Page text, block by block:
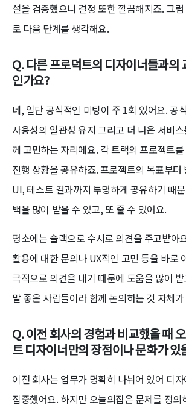
설을 검증했으니 결정 또한 깔끔해지죠. 그
로 다음 단계를 생각해요.
Q. 다른 프로덕트의 디자이너들과의
인가요?
네, 일단 공식적인 미팅이 주 1회 있어요. 공
사용성의 일관성 유지 그리고 더 나은 서비
께 고민하는 자리에요. 각 트랙의 프로젝트
진행 상황을 공유하죠. 프로젝트의 목표부터
UI, 테스트 결과까지 투명하게 공유하기 때
백을 많이 받을 수 있고, 또 줄 수 있어요.
평소에는 슬랙으로 수시로 의견을 주고받아
활용에 대한 문의나 UX적인 고민 등을 바로
극적으로 의견을 내기 때문에 도움을 많이
말 좋은 사람들이라 함께 논의하는 것 자체
Q. 이전 회사의 경험과 비교했을 때
트 디자이너만의 장점이나 문화가 있
이전 회사는 업무가 명확히 나뉘어 있어 디
집중했어요. 하지만 오늘의집은 문제를 정의